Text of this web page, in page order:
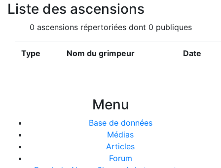
Liste des ascensions
0 ascensions répertoriées dont 0 publiques
Type Nom du grimpeur Date
Menu
Base de données
Médias
Articles
Forum